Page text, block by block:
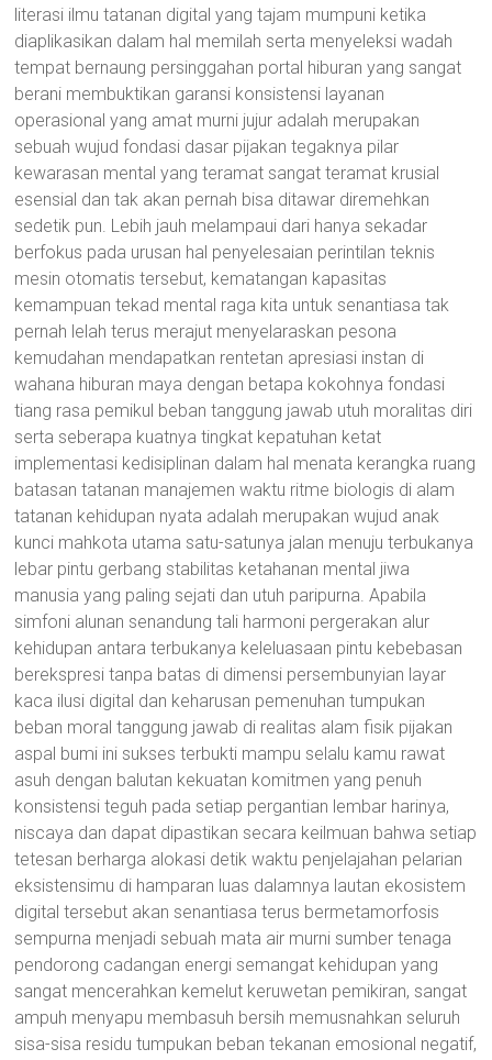
literasi ilmu tatanan digital yang tajam mumpuni ketika
diaplikasikan dalam hal memilah serta menyeleksi wadah
tempat bernaung persinggahan portal hiburan yang sangat
berani membuktikan garansi konsistensi layanan
operasional yang amat murni jujur adalah merupakan
sebuah wujud fondasi dasar pijakan tegaknya pilar
kewarasan mental yang teramat sangat teramat krusial
esensial dan tak akan pernah bisa ditawar diremehkan
sedetik pun. Lebih jauh melampaui dari hanya sekadar
berfokus pada urusan hal penyelesaian perintilan teknis
mesin otomatis tersebut, kematangan kapasitas
kemampuan tekad mental raga kita untuk senantiasa tak
pernah lelah terus merajut menyelaraskan pesona
kemudahan mendapatkan rentetan apresiasi instan di
wahana hiburan maya dengan betapa kokohnya fondasi
tiang rasa pemikul beban tanggung jawab utuh moralitas diri
serta seberapa kuatnya tingkat kepatuhan ketat
implementasi kedisiplinan dalam hal menata kerangka ruang
batasan tatanan manajemen waktu ritme biologis di alam
tatanan kehidupan nyata adalah merupakan wujud anak
kunci mahkota utama satu-satunya jalan menuju terbukanya
lebar pintu gerbang stabilitas ketahanan mental jiwa
manusia yang paling sejati dan utuh paripurna. Apabila
simfoni alunan senandung tali harmoni pergerakan alur
kehidupan antara terbukanya keleluasaan pintu kebebasan
berekspresi tanpa batas di dimensi persembunyian layar
kaca ilusi digital dan keharusan pemenuhan tumpukan
beban moral tanggung jawab di realitas alam fisik pijakan
aspal bumi ini sukses terbukti mampu selalu kamu rawat
asuh dengan balutan kekuatan komitmen yang penuh
konsistensi teguh pada setiap pergantian lembar harinya,
niscaya dan dapat dipastikan secara keilmuan bahwa setiap
tetesan berharga alokasi detik waktu penjelajahan pelarian
eksistensimu di hamparan luas dalamnya lautan ekosistem
digital tersebut akan senantiasa terus bermetamorfosis
sempurna menjadi sebuah mata air murni sumber tenaga
pendorong cadangan energi semangat kehidupan yang
sangat mencerahkan kemelut keruwetan pemikiran, sangat
ampuh menyapu membasuh bersih memusnahkan seluruh
sisa-sisa residu tumpukan beban tekanan emosional negatif,